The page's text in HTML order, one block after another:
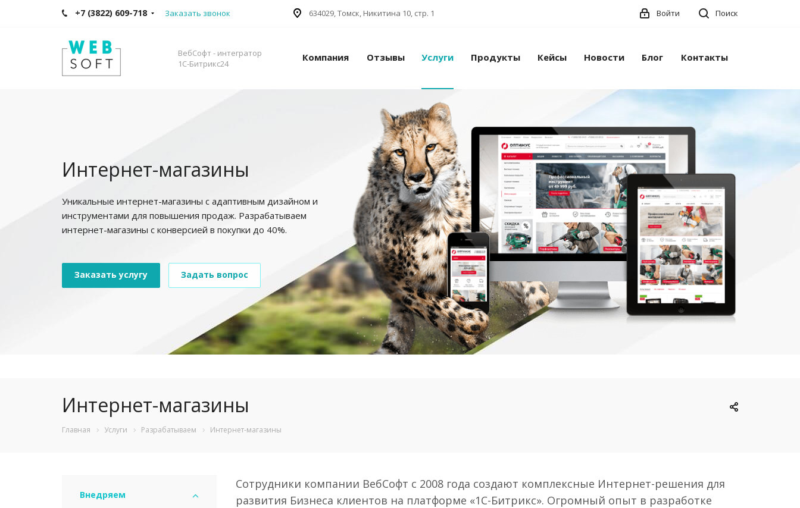
+7 (3822) 609-718 Заказать звонок 634029, Томск, Никитина 10, стр. 1 Поиск
Войти
ВебСофт - интегратор
1С-Битрикс24
Компания Отзывы Услуги Продукты Кейсы Новости Блог Контакты
Интернет-магазины
Уникальные интернет-магазины с адаптивным дизайном и
инструментами для повышения продаж. Разрабатываем
интернет-магазины с конверсией в покупки до 40%.
Заказать услугу Задать вопрос
Интернет-магазины
Главная Услуги Разрабатываем Интернет-магазины
Внедряем
Cотрудники компании ВебСофт с 2008 года создают комплексные Интернет-решения для
развития Бизнеса клиентов на платформе «1С-Битрикс». Огромный опыт в разработке